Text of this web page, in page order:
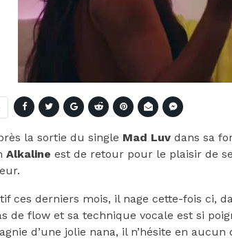
la sortie du single Mad Luv dans sa
Alkaline est de retour pour le plaisir de
ces derniers mois, il nage cette-fois ci,
de flow et sa technique vocale est si
d’une jolie nana, il n’hésite en